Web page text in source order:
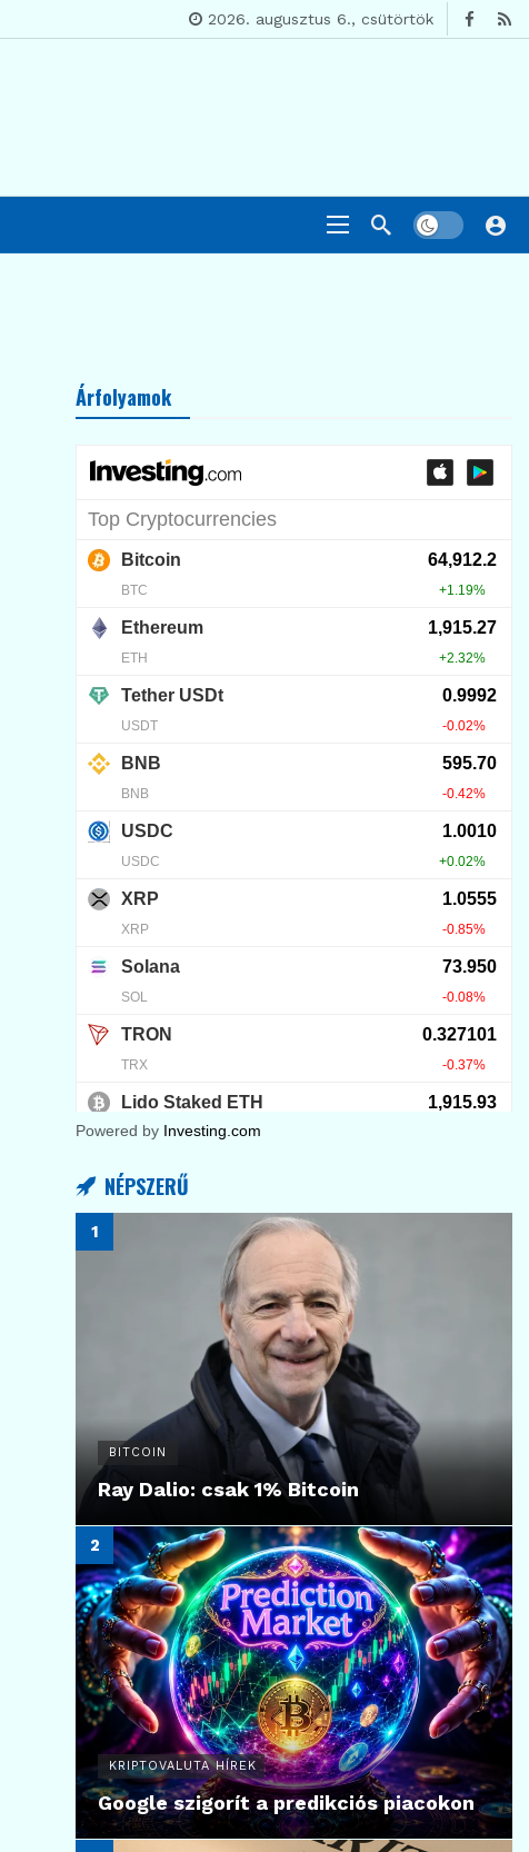
2026. augusztus 6., csütörtök
Árfolyamok
Powered by Investing.com
NÉPSZERŰ
BITCOIN
Ray Dalio: csak 1% Bitcoin
KRIPTOVALUTA HÍREK
Google szigorít a predikciós piacokon